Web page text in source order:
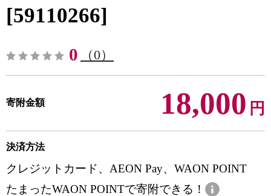
[59110266]
0 （0）
寄附金額 18,000 円
決済方法
クレジットカード、AEON Pay、WAON POINT
たまったWAON POINTで寄附できる！